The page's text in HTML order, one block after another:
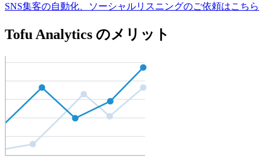
SNS集客の自動化、ソーシャルリスニングのご依頼はこちら
Tofu Analytics のメリット